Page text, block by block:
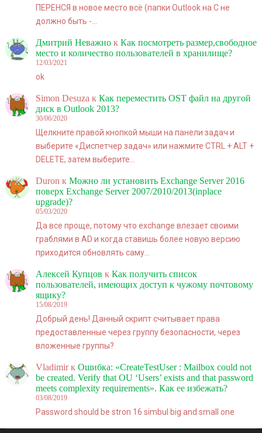
ПЕРЕНСЯ в новое место всё (папки Outlook на C не
должно быть -…
Дмитрий Неважнок Как посмотреть размер,свободное
место и количество пользователей в хранилище?
12/03/2021
ok
Simon Desuza к Как переместить OST файл на другой
диск в Outlook 2013?
30/06/2020
Щелкните правой кнопкой мыши на панели задач и
выберите «Диспетчер задач» или нажмите CTRL + ALT +
DELETE, затем выберите…
Duron к Можно ли установить Exchange Server 2016
поверх Exchange Server 2007/2010/2013(inplace
upgrade)?
05/03/2020
Да все проще, потому что exchange влезает своими
граблями в AD и когда ставишь более новую версию
приходится обновлять саму…
Алексей Купцов к Как получить список
пользователей, имеющих доступ к чужому почтовому
ящику?
15/08/2019
Добрый день! Данный скрипт считывает права
предоставленные через группу безопасности, через
вложенные группы?
Vladimirк Ошибка: «CreateTestUser : Mailbox could not
be created. Verify that OU ‘Users’ exists and that password
meets complexity requirements». Как ее избежать?
03/08/2019
Password should be stron 16 simbul big and small one